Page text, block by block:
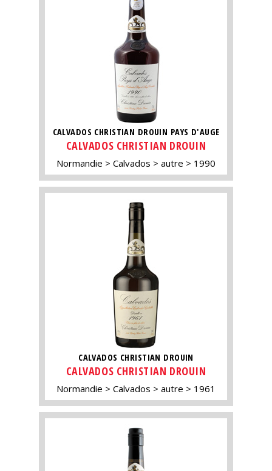
CALVADOS CHRISTIAN DROUIN PAYS D'AUGE
CALVADOS CHRISTIAN DROUIN
Normandie Calvados autre 1990
CALVADOS CHRISTIAN DROUIN
CALVADOS CHRISTIAN DROUIN
Normandie Calvados autre 1961